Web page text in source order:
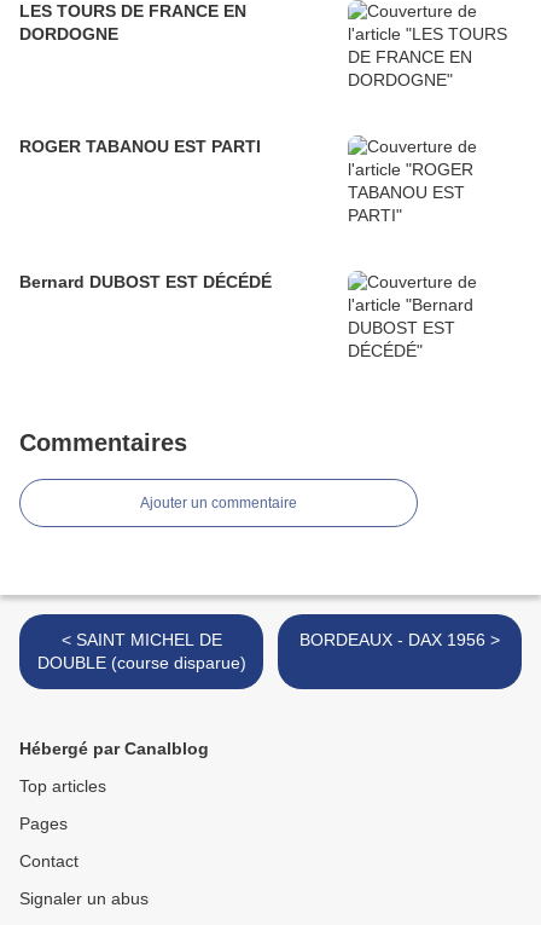
LES TOURS DE FRANCE EN
DORDOGNE
ROGER TABANOU EST PARTI
Bernard DUBOST EST DÉCÉDÉ
Commentaires
Ajouter un commentaire
< SAINT MICHEL DE
DOUBLE (course disparue)
BORDEAUX - DAX 1956 >
Hébergé par Canalblog
Top articles
Pages
Contact
Signaler un abus